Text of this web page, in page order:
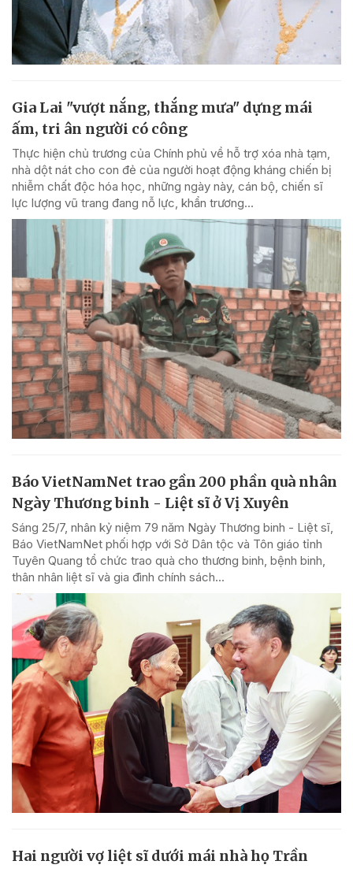
Gia Lai "vượt nắng, thắng mưa" dựng mái
ấm, tri ân người có công
Thực hiện chủ trương của Chính phủ về hỗ trợ xóa nhà tạm,
nhà dột nát cho con đẻ của người hoạt động kháng chiến bị
nhiễm chất độc hóa học, những ngày này, cán bộ, chiến sĩ
lực lượng vũ trang đang nỗ lực, khẩn trương...
Báo VietNamNet trao gần 200 phần quà nhân
Ngày Thương binh - Liệt sĩ ở Vị Xuyên
Sáng 25/7, nhân kỷ niệm 79 năm Ngày Thương binh - Liệt sĩ,
Báo VietNamNet phối hợp với Sở Dân tộc và Tôn giáo tỉnh
Tuyên Quang tổ chức trao quà cho thương binh, bệnh binh,
thân nhân liệt sĩ và gia đình chính sách...
Hai người vợ liệt sĩ dưới mái nhà họ Trần